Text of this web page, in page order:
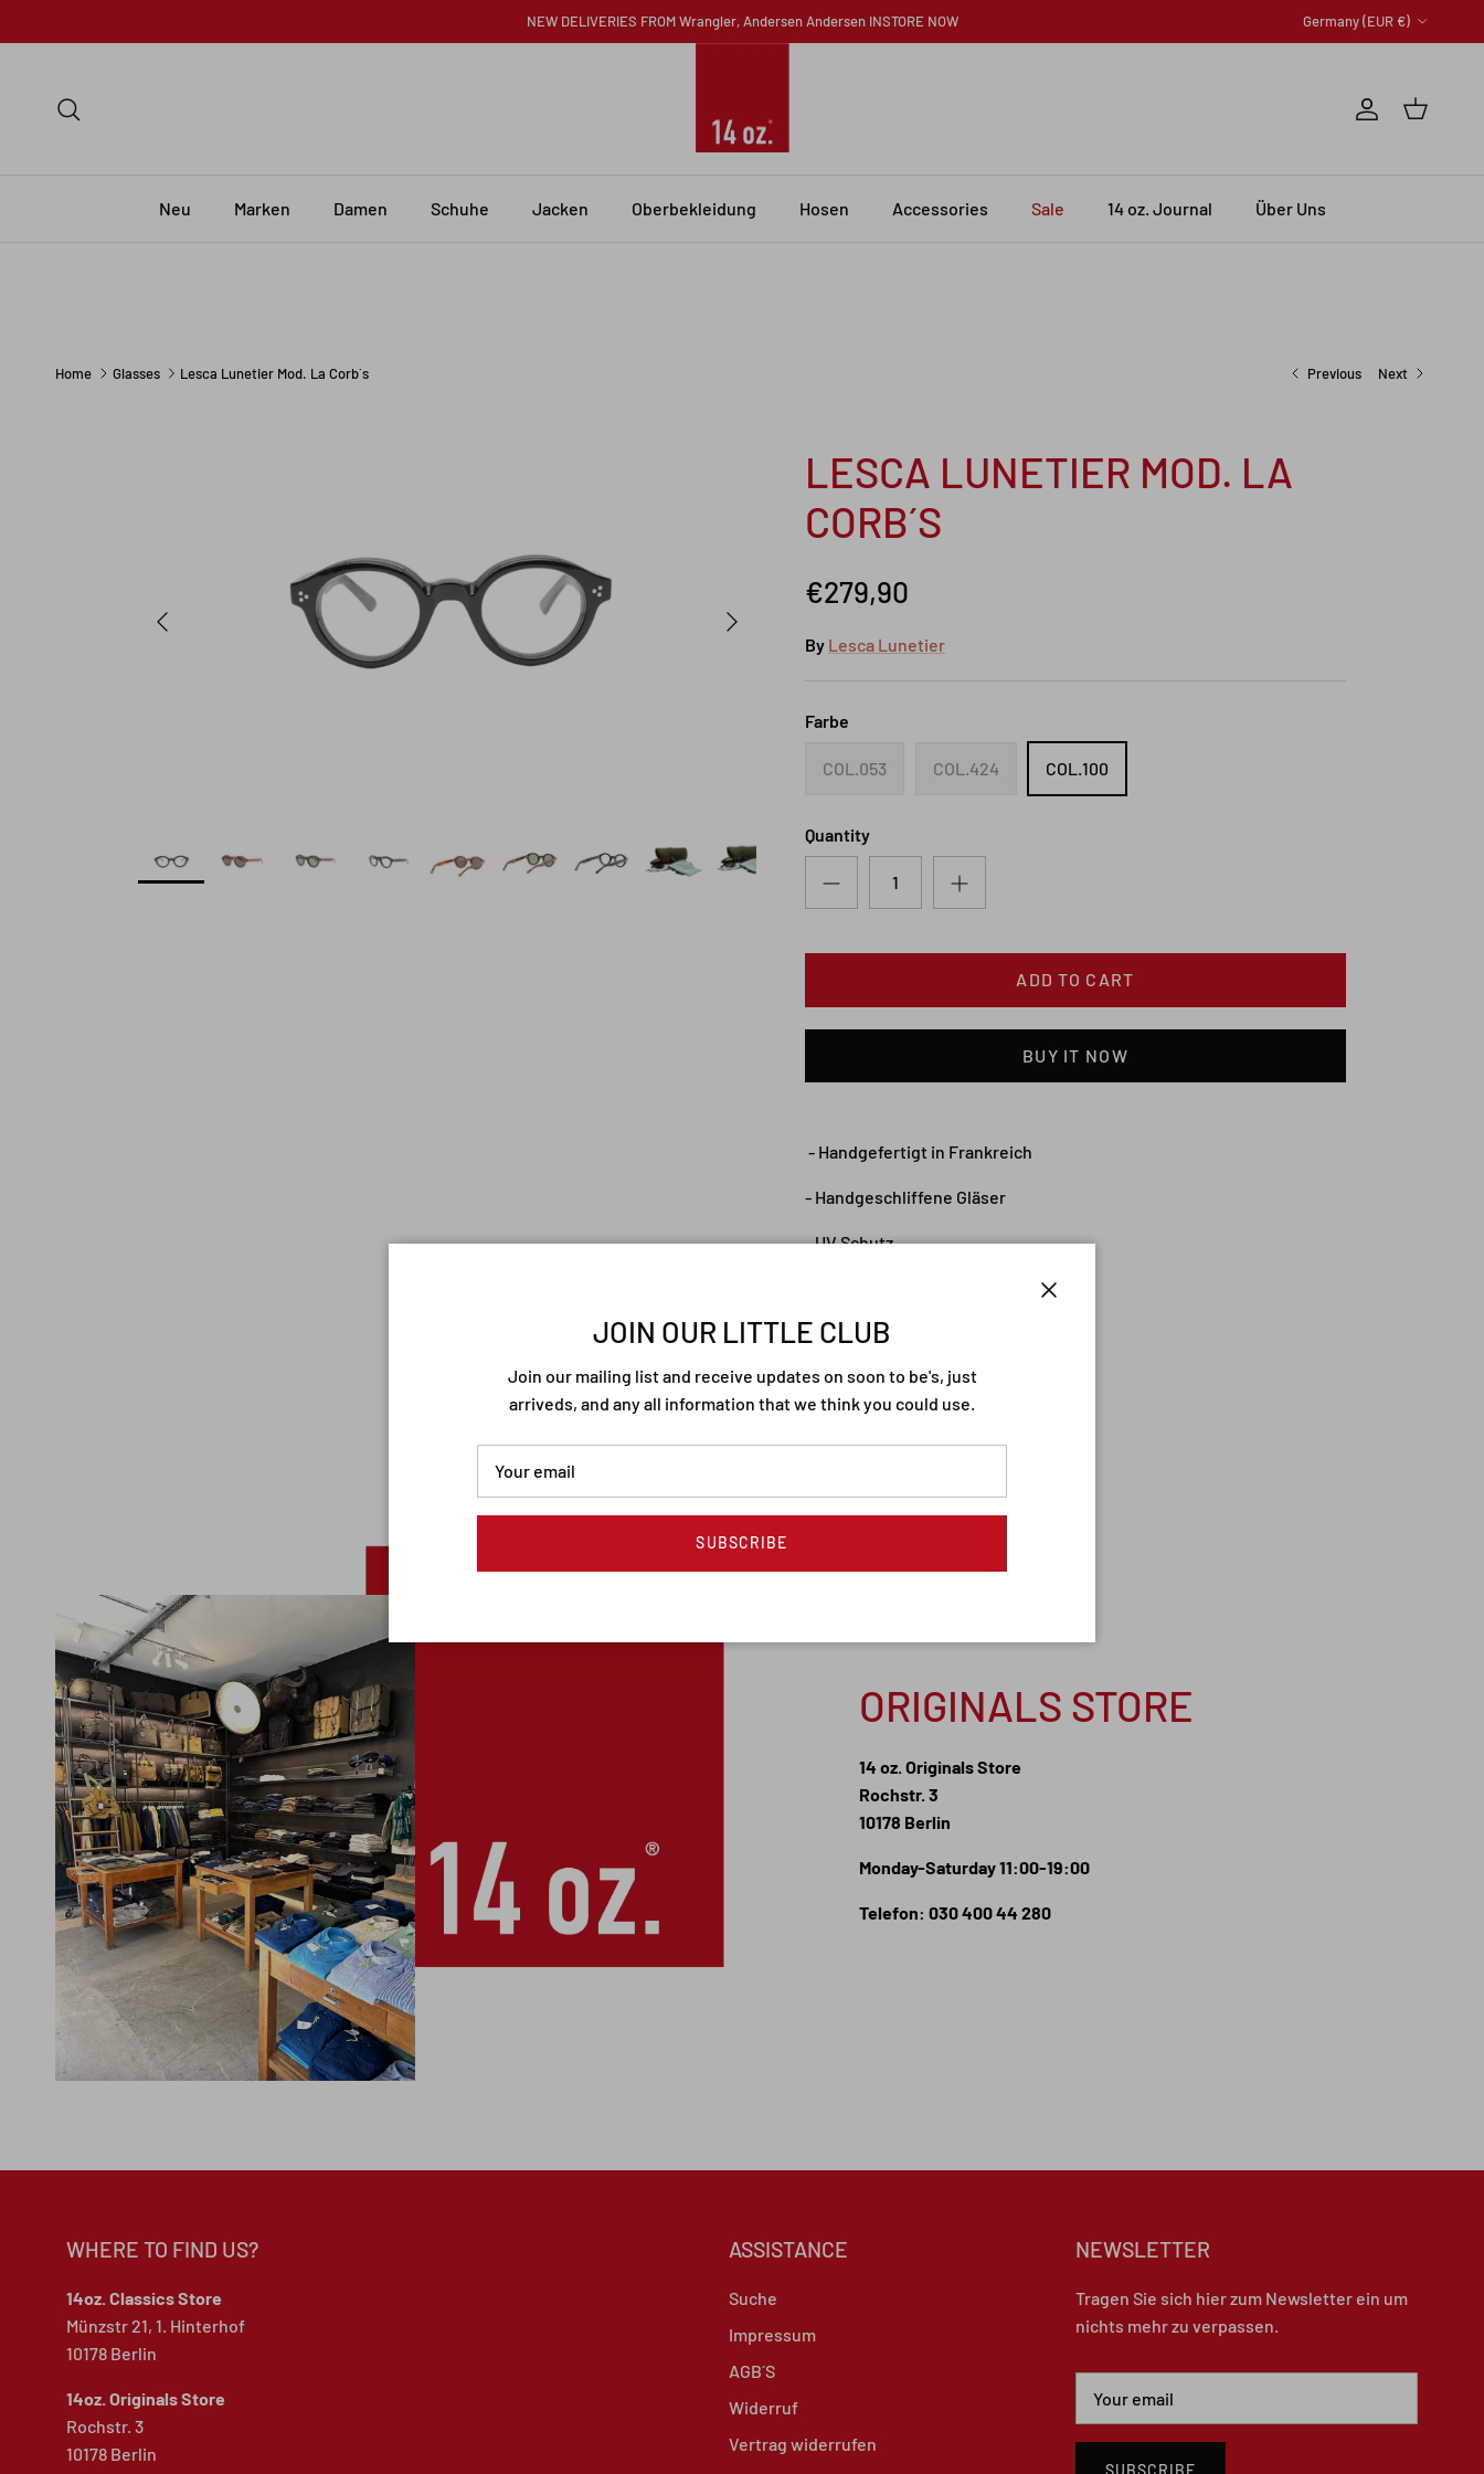
NEW DELIVERIES FROM Wrangler, Andersen Andersen INSTORE NOW
Country/Region
Germany (EUR €)
Account
Cart
Neu Marken Damen Schuhe Jacken Oberbekleidung Hosen Accessories Sale 14 oz. Journal Über Uns
Home Glasses Lesca Lunetier Mod. La Corb´s Previous Next
Previous Next
LESCA LUNETIER MOD. LA
CORB´S
€279,90
By Lesca Lunetier
Farbe
COL.053 COL.424 COL.100
Quantity
ADD TO CART
BUY IT NOW
- Handgefertigt in Frankreich
- Handgeschliffene Gläser
- UV Schutz
- Anti-kratz Gläser
ORIGINALS STORE
14 oz. Originals Store
Rochstr. 3
10178 Berlin
Monday-Saturday 11:00-19:00
Telefon: 030 400 44 280
WHERE TO FIND US?
14oz. Classics Store
Münzstr 21, 1. Hinterhof
10178 Berlin
14oz. Originals Store
Rochstr. 3
10178 Berlin
ASSISTANCE
Suche
Impressum
AGB´S
Widerruf
Vertrag widerrufen
NEWSLETTER
Tragen Sie sich hier zum Newsletter ein um
nichts mehr zu verpassen.
SUBSCRIBE
JOIN OUR LITTLE CLUB
Join our mailing list and receive updates on soon to be's, just
arriveds, and any all information that we think you could use.
SUBSCRIBE